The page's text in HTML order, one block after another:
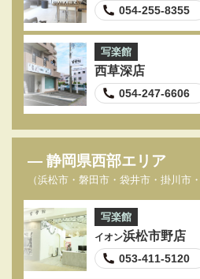
054-255-8355
写楽館
西草深店
054-247-6606
静岡県西部エリア
（浜松市・磐田市・袋井市・掛川市
写楽館
イオン浜松市野店
053‐411‐5120